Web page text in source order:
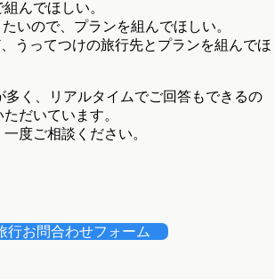
んでほしい。
いので、プランを組んでほしい。
うってつけの旅行先とプランを組んでほ
多く、リアルタイムでご回答もできるの
だいています。
度ご相談ください。
行お問合わせフォーム